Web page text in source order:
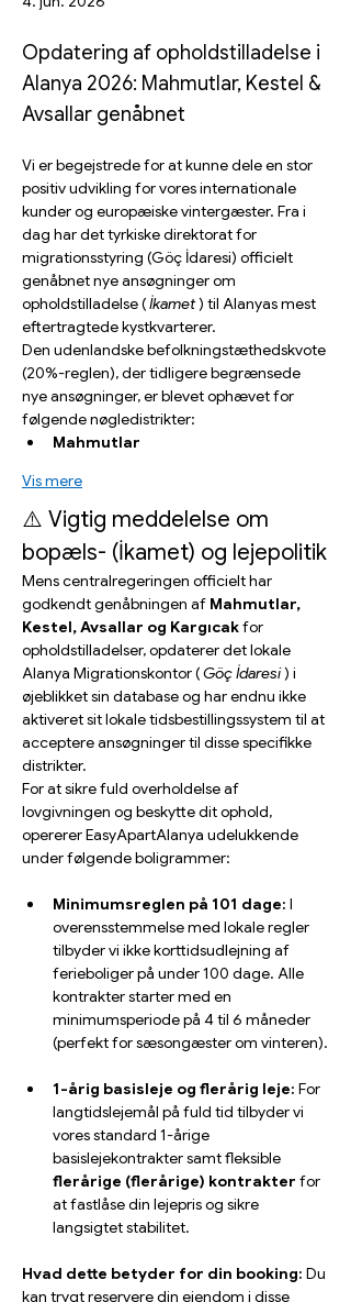
Opdatering af opholdstilladelse i
Alanya 2026: Mahmutlar, Kestel &
Avsallar genåbnet
Vi er begejstrede for at kunne dele en stor
positiv udvikling for vores internationale
kunder og europæiske vintergæster. Fra i
dag har det tyrkiske direktorat for
migrationsstyring (Göç İdaresi) officielt
genåbnet nye ansøgninger om
opholdstilladelse ( İkamet ) til Alanyas mest
eftertragtede kystkvarterer.
Den udenlandske befolkningstæthedskvote
(20%-reglen), der tidligere begrænsede
nye ansøgninger, er blevet ophævet for
følgende nøgledistrikter:
Mahmutlar
Vis mere
⚠️ Vigtig meddelelse om
bopæls- (İkamet) og lejepolitik
Mens centralregeringen officielt har
godkendt genåbningen af Mahmutlar,
Kestel, Avsallar og Kargıcak for
opholdstilladelser, opdaterer det lokale
Alanya Migrationskontor ( Göç İdaresi ) i
øjeblikket sin database og har endnu ikke
aktiveret sit lokale tidsbestillingssystem til at
acceptere ansøgninger til disse specifikke
distrikter.
For at sikre fuld overholdelse af
lovgivningen og beskytte dit ophold,
opererer EasyApartAlanya udelukkende
under følgende boligrammer:
Minimumsreglen på 101 dage: I
overensstemmelse med lokale regler
tilbyder vi ikke korttidsudlejning af
ferieboliger på under 100 dage. Alle
kontrakter starter med en
minimumsperiode på 4 til 6 måneder
(perfekt for sæsongæster om vinteren).
1-årig basisleje og flerårig leje: For
langtidslejemål på fuld tid tilbyder vi
vores standard 1-årige
basislejekontrakter samt fleksible
flerårige (flerårige) kontrakter for
at fastlåse din lejepris og sikre
langsigtet stabilitet.
Hvad dette betyder for din booking: Du
kan trygt reservere din ejendom i disse